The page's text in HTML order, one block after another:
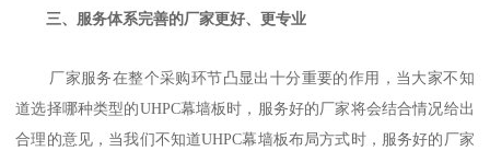
三、服务体系完善的厂家更好、更专业
厂家服务在整个采购环节凸显出十分重要的作用，当大家不知
道选择哪种类型的UHPC幕墙板时，服务好的厂家将会结合情况给出
合理的意见，当我们不知道UHPC幕墙板布局方式时，服务好的厂家